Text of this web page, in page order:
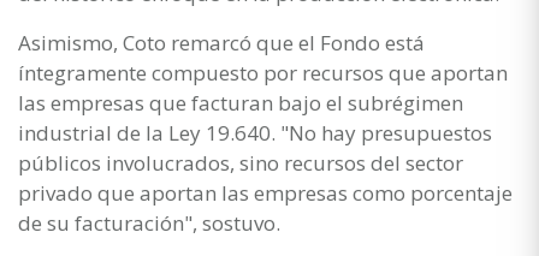
Asimismo, Coto remarcó que el Fondo está
íntegramente compuesto por recursos que aportan
las empresas que facturan bajo el subrégimen
industrial de la Ley 19.640. "No hay presupuestos
públicos involucrados, sino recursos del sector
privado que aportan las empresas como porcentaje
de su facturación", sostuvo.